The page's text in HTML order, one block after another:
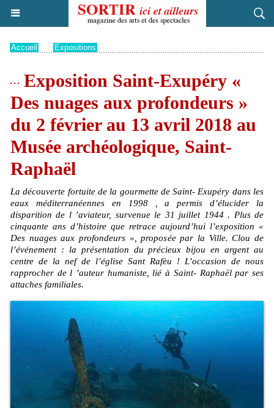
Accueil Expositions
Exposition Saint-Exupéry «
Des nuages aux profondeurs »
du 2 février au 13 avril 2018 au
Musée archéologique, Saint-
Raphaël
La découverte fortuite de la gourmette de Saint- Exupéry dans les
eaux méditerranéennes en 1998 , a permis d’élucider la
disparition de l ’aviateur, survenue le 31 juillet 1944 . Plus de
cinquante ans d’histoire que retrace aujourd’hui l’exposition «
Des nuages aux profondeurs », proposée par la Ville. Clou de
l’événement : la présentation du précieux bijou en argent au
centre de la nef de l’église Sant Rafèu ! L’occasion de nous
rapprocher de l ’auteur humaniste, lié à Saint- Raphaël par ses
attaches familiales.